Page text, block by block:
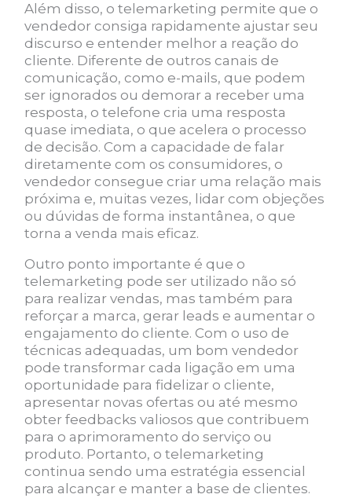
Além disso, o telemarketing permite que o
vendedor consiga rapidamente ajustar seu
discurso e entender melhor a reação do
cliente. Diferente de outros canais de
comunicação, como e-mails, que podem
ser ignorados ou demorar a receber uma
resposta, o telefone cria uma resposta
quase imediata, o que acelera o processo
de decisão. Com a capacidade de falar
diretamente com os consumidores, o
vendedor consegue criar uma relação mais
próxima e, muitas vezes, lidar com objeções
ou dúvidas de forma instantânea, o que
torna a venda mais eficaz.
Outro ponto importante é que o
telemarketing pode ser utilizado não só
para realizar vendas, mas também para
reforçar a marca, gerar leads e aumentar o
engajamento do cliente. Com o uso de
técnicas adequadas, um bom vendedor
pode transformar cada ligação em uma
oportunidade para fidelizar o cliente,
apresentar novas ofertas ou até mesmo
obter feedbacks valiosos que contribuem
para o aprimoramento do serviço ou
produto. Portanto, o telemarketing
continua sendo uma estratégia essencial
para alcançar e manter a base de clientes.